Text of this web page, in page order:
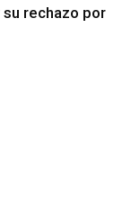
rechazo por